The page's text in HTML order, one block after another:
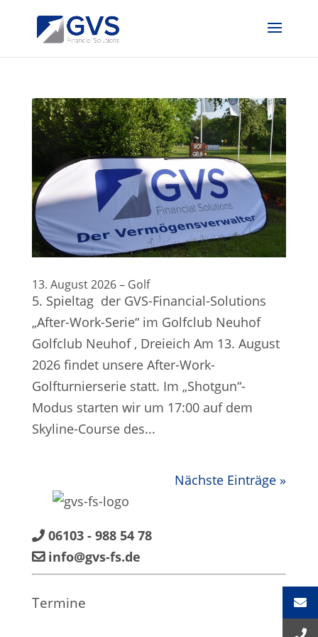
13. August 2026 – Golf
5. Spieltag der GVS-Financial-Solutions
„After-Work-Serie“ im Golfclub Neuhof
Golfclub Neuhof , Dreieich Am 13. August
2026 findet unsere After-Work-
Golfturnierserie statt. Im „Shotgun“-
Modus starten wir um 17:00 auf dem
Skyline-Course des...
Nächste Einträge »
06103 - 988 54 78
info@gvs-fs.de
Termine